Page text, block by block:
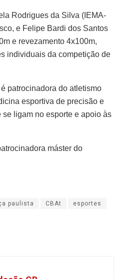
Rodrigues da Silva (IEMA-
e Felipe Bardi dos Santos
e revezamento 4x100m,
individuais da competição de
patrocinadora do atletismo
esportiva de precisão e
ligam no esporte e apoio às
máster do
paulista CBAt esportes